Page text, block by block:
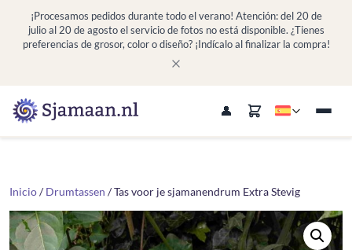
¡Procesamos pedidos durante todo el verano! Atención: del 20 de
julio al 20 de agosto el servicio de fotos no está disponible. ¿Tienes
preferencias de grosor, color o diseño? ¡Indícalo al finalizar la compra!
Inicio/Drumtassen / Tas voor je sjamanendrum Extra Stevig